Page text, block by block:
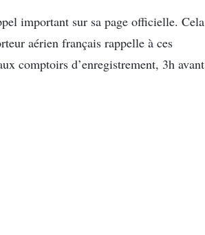
important sur sa page officielle. Cela
aérien français rappelle à ces
comptoirs d’enregistrement, 3h avant